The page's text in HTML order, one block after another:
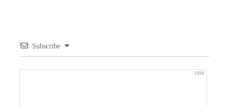
Subscribe
1000